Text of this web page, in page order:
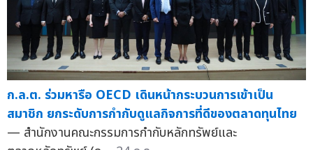
ก.ล.ต. ร่วมหารือ OECD เดินหน้ากระบวนการเข้าเป็น
สมาชิก ยกระดับการกำกับดูแลกิจการที่ดีของตลาดทุนไทย
— สำนักงานคณะกรรมการกำกับหลักทรัพย์และ